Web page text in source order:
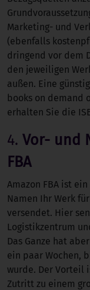
Marketing- und
(ebenfalls
dringend vor dem
den jeweiligen
außen. Eine
books on demand
erhalten Sie die
4. Vor- und
FBA
Amazon FBA ist
Namen Ihr Werk
versendet. Hier
Logistikzentrum
Das Ganze hat
ein paar Wochen,
wurde. Der Vorteil
Zutritt zu einem